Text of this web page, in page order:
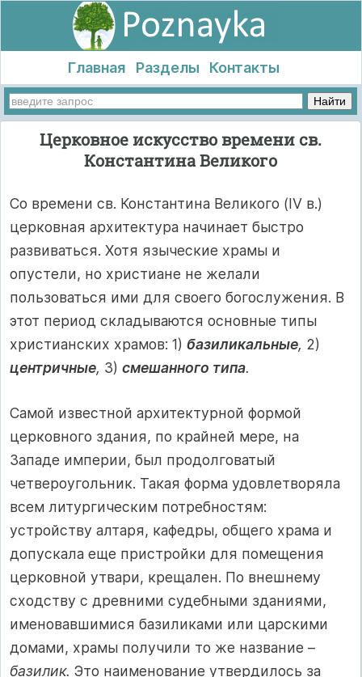
Главная Разделы Контакты
Церковное искусство времени св.
Константина Великого
Со времени св. Константина Великого (IV в.)
церковная архитектура начинает быстро
развиваться. Хотя языческие храмы и
опустели, но христиане не желали
пользоваться ими для своего богослужения. В
этот период складываются основные типы
христианских храмов: 1) базиликальные, 2)
центричные, 3) смешанного типа.
Самой известной архитектурной формой
церковного здания, по крайней мере, на
Западе империи, был продолговатый
четвероугольник. Такая форма удовлетворяла
всем литургическим потребностям:
устройству алтаря, кафедры, общего храма и
допускала еще пристройки для помещения
церковной утвари, крещален. По внешнему
сходству с древними судебными зданиями,
именовавшимися базиликами или царскими
домами, храмы получили то же название –
базилик. Это наименование утвердилось за